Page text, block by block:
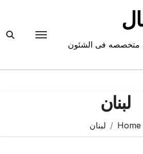
متخصصه فى الشئون
لبنان
Home لبنان